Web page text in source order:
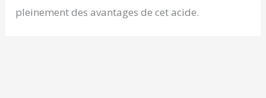
pleinement des avantages de cet acide.